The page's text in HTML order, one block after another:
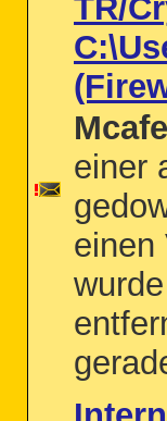
TR/
einer
einen